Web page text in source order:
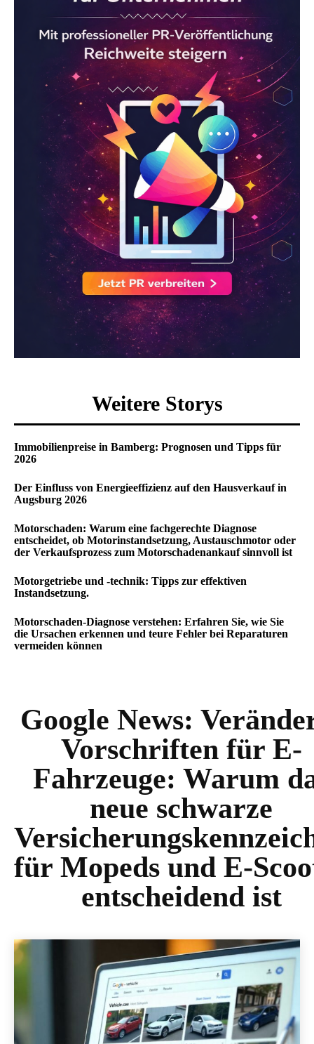
Weitere Storys
Immobilienpreise in Bamberg: Prognosen und Tipps für
2026
Der Einfluss von Energieeffizienz auf den Hausverkauf in
Augsburg 2026
Motorschaden: Warum eine fachgerechte Diagnose
entscheidet, ob Motorinstandsetzung, Austauschmotor oder
der Verkaufsprozess zum Motorschadenankauf sinnvoll ist
Motorgetriebe und -technik: Tipps zur effektiven
Instandsetzung.
Motorschaden-Diagnose verstehen: Erfahren Sie, wie Sie
die Ursachen erkennen und teure Fehler bei Reparaturen
vermeiden können
Google News:
Vorschriften für E-
Fahrzeuge: Warum
neue schwarze
für Mopeds und E-
entscheidend ist